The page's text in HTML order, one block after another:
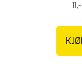
11,-